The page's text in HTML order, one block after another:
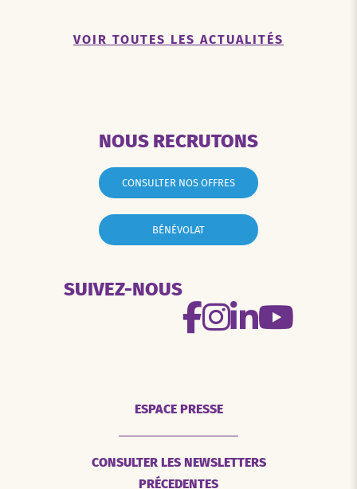
VOIR TOUTES LES ACTUALITÉS
NOUS RECRUTONS
CONSULTER NOS OFFRES
BÉNÉVOLAT
SUIVEZ-NOUS
ESPACE PRESSE
CONSULTER LES NEWSLETTERS
PRÉCEDENTES